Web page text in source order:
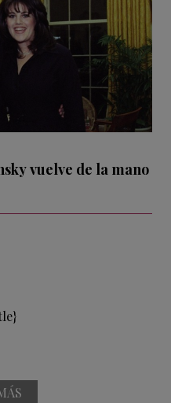
vuelve de la mano